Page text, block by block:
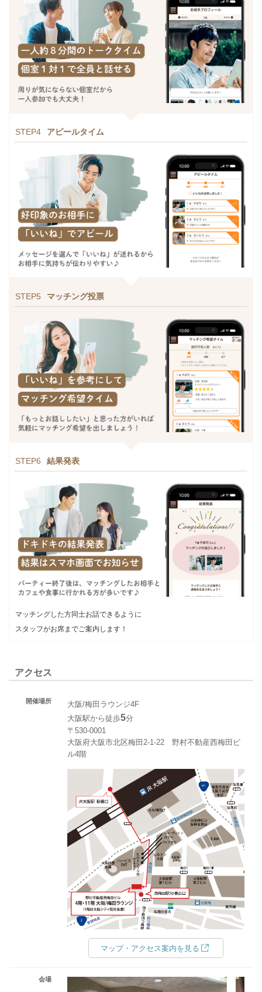
STEP4 アピールタイム
STEP5 マッチング投票
STEP6 結果発表
マッチングした方同士お話できるように
スタッフがお席までご案内します！
アクセス
開催場所
大阪/梅田ラウンジ4F
大阪駅から徒歩5分
〒530-0001
大阪府大阪市北区梅田2-1-22 野村不動産西梅田ビ
ル4階
マップ・アクセス案内を見る
会場